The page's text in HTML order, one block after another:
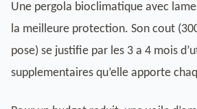
Une pergola bioclimatique avec
la meilleure protection. Son cout
pose) se justifie par les 3 a 4 mois
supplementaires qu’elle apporte